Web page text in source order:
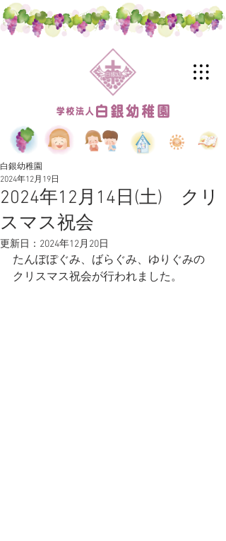
2024年12月14日(土) クリ
スマス祝会
白銀幼稚園
2024年12月19日
更新日： 2024年12月20日
たんぽぽぐみ、ばらぐみ、ゆりぐみの
クリスマス祝会が行われました。